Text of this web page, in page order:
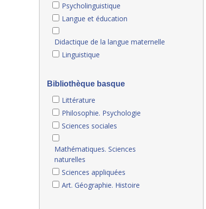
Psycholinguistique
Langue et éducation
Didactique de la langue maternelle
Linguistique
Bibliothèque basque
Littérature
Philosophie. Psychologie
Sciences sociales
Mathématiques. Sciences
naturelles
Sciences appliquées
Art. Géographie. Histoire